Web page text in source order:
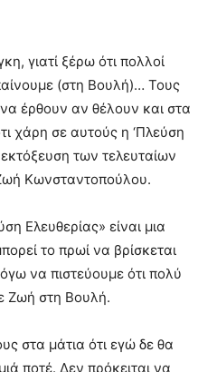
γιατί ξέρω ότι πολλοί
(στη Βουλή)… Τους
έρθουν αν θέλουν και στα
χάρη σε αυτούς η ‘Πλεύση
εκτόξευση των τελευταίων
Κωνσταντοπούλου.
Ελευθερίας» είναι μια
το πρωί να βρίσκεται
να πιστεύουμε ότι πολύ
Ζωή στη Βουλή.
στα μάτια ότι εγώ δε θα
ποτέ. Δεν πρόκειται να